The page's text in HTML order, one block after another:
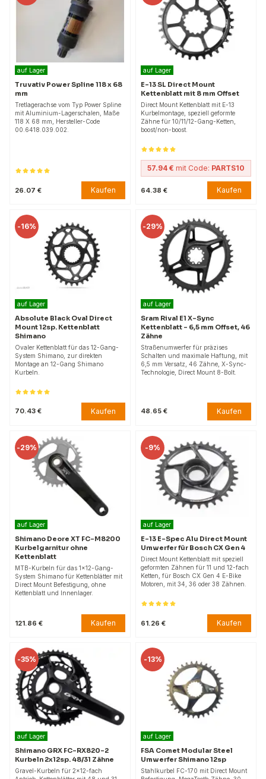
auf Lager
Truvativ Power Spline 118 x 68
mm
Tretlagerachse vom Typ Power Spline
mit Aluminium-Lagerschalen, Maße
118 X 68 mm, Hersteller-Code
00.6418.039.002.
26.07 € Kaufen
auf Lager
E-13 SL Direct Mount
Kettenblatt mit 8 mm Offset
Direct Mount Kettenblatt mit E-13
Kurbelmontage, speziell geformte
Zähne für 10/11/12-Gang-Ketten,
boost/non-boost.
57.94 € mit Code: PARTS10
64.38 € Kaufen
-16%
auf Lager
Absolute Black Oval Direct
Mount 12sp. Kettenblatt
Shimano
Ovaler Kettenblatt für das 12-Gang-
System Shimano, zur direkten
Montage an 12-Gang Shimano
Kurbeln.
70.43 € Kaufen
-29%
auf Lager
Sram Rival E1 X-Sync
Kettenblatt – 6,5 mm Offset, 46
Zähne
Straßenumwerfer für präzises
Schalten und maximale Haftung, mit
6,5 mm Versatz, 46 Zähne, X-Sync-
Technologie, Direct Mount 8-Bolt.
48.65 € Kaufen
-29%
auf Lager
Shimano Deore XT FC-M8200
Kurbelgarnitur ohne
Kettenblatt
MTB-Kurbeln für das 1x12-Gang-
System Shimano für Kettenblätter mit
Direct Mount Befestigung, ohne
Kettenblatt und Innenlager.
121.86 € Kaufen
-9%
auf Lager
E-13 E-Spec Alu Direct Mount
Umwerfer für Bosch CX Gen 4
Direct Mount Kettenblatt mit speziell
geformten Zähnen für 11 und 12-fach
Ketten, für Bosch CX Gen 4 E-Bike
Motoren, mit 34, 36 oder 38 Zähnen.
61.26 € Kaufen
-35%
auf Lager
Shimano GRX FC-RX820-2
Kurbeln 2x12sp. 48/31 Zähne
Gravel-Kurbeln für 2x12-fach
-13%
auf Lager
FSA Comet Modular Steel
Umwerfer Shimano 12sp
Stahlkurbel FC-170 mit Direct Mount